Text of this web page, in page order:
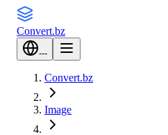
Convert.bz
---
Convert.bz
Image